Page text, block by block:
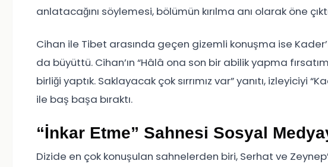
anlatacağını söylemesi, bölümün kırılma anı olarak öne
Cihan ile Tibet arasında geçen gizemli konuşma ise
da büyüttü. Cihan’ın “Hâlâ ona son bir abilik yapma
birliği yaptık. Saklayacak çok sırrımız var” yanıtı, izleyiciyi
ile baş başa bıraktı.
“İnkar Etme” Sahnesi Sosyal
Dizide en çok konuşulan sahnelerden biri, Serhat ve